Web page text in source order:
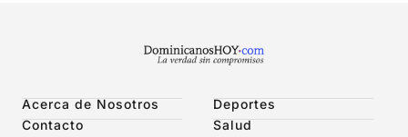
Acerca de Nosotros
Contacto
Deportes
Salud